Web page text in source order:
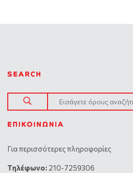
SEARCH
ΕΠΙΚΟΙΝΩΝΊΑ
Για περισσότερες πληροφορίες
Tηλέφωνο: 210-7259306